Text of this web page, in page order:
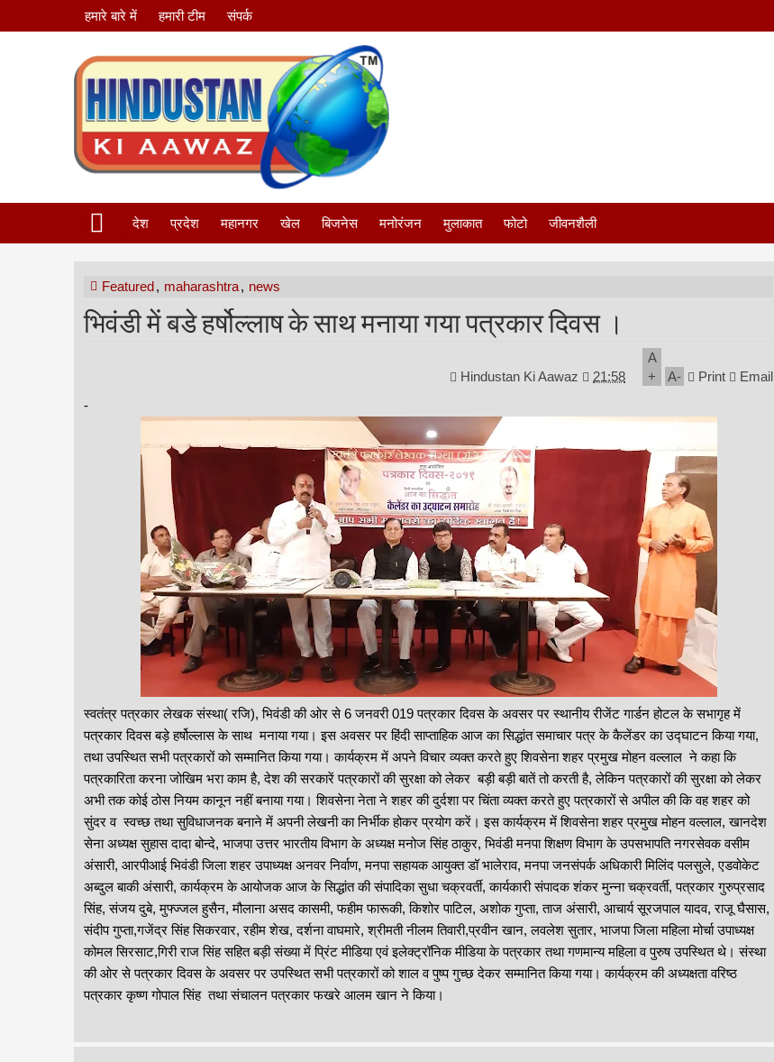
हमारे बारे में हमारी टीम संपर्क
देश प्रदेश महानगर खेल बिजनेस मनोरंजन मुलाकात फोटो जीवनशैली
Featured, maharashtra, news
भिवंडी में बडे हर्षोल्लाष के साथ मनाया गया पत्रकार दिवस ।
Hindustan Ki Aawaz 21:58
A
+
A- Print
Email
-
स्वतंत्र पत्रकार लेखक संस्था( रजि), भिवंडी की ओर से 6 जनवरी 019 पत्रकार दिवस के अवसर पर स्थानीय रीजेंट गार्डन होटल के सभागृह में
पत्रकार दिवस बड़े हर्षोल्लास के साथ मनाया गया। इस अवसर पर हिंदी साप्ताहिक आज का सिद्धांत समाचार पत्र के कैलेंडर का उद्घाटन किया गया,
तथा उपस्थित सभी पत्रकारों को सम्मानित किया गया। कार्यक्रम में अपने विचार व्यक्त करते हुए शिवसेना शहर प्रमुख मोहन वल्लाल ने कहा कि
पत्रकारिता करना जोखिम भरा काम है, देश की सरकारें पत्रकारों की सुरक्षा को लेकर बड़ी बड़ी बातें तो करती है, लेकिन पत्रकारों की सुरक्षा को लेकर
अभी तक कोई ठोस नियम कानून नहीं बनाया गया। शिवसेना नेता ने शहर की दुर्दशा पर चिंता व्यक्त करते हुए पत्रकारों से अपील की कि वह शहर को
सुंदर व स्वच्छ तथा सुविधाजनक बनाने में अपनी लेखनी का निर्भीक होकर प्रयोग करें। इस कार्यक्रम में शिवसेना शहर प्रमुख मोहन वल्लाल, खानदेश
सेना अध्यक्ष सुहास दादा बोन्दे, भाजपा उत्तर भारतीय विभाग के अध्यक्ष मनोज सिंह ठाकुर, भिवंडी मनपा शिक्षण विभाग के उपसभापति नगरसेवक वसीम
अंसारी, आरपीआई भिवंडी जिला शहर उपाध्यक्ष अनवर निर्वाण, मनपा सहायक आयुक्त डॉ भालेराव, मनपा जनसंपर्क अधिकारी मिलिंद पलसुले, एडवोकेट
अब्दुल बाकी अंसारी, कार्यक्रम के आयोजक आज के सिद्धांत की संपादिका सुधा चक्रवर्ती, कार्यकारी संपादक शंकर मुन्ना चक्रवर्ती, पत्रकार गुरुप्रसाद
सिंह, संजय दुबे, मुफ्ज्जल हुसैन, मौलाना असद कासमी, फहीम फारूकी, किशोर पाटिल, अशोक गुप्ता, ताज अंसारी, आचार्य सूरजपाल यादव, राजू घैसास,
संदीप गुप्ता,गजेंद्र सिंह सिकरवार, रहीम शेख, दर्शना वाघमारे, श्रीमती नीलम तिवारी,प्रवीन खान, लवलेश सुतार, भाजपा जिला महिला मोर्चा उपाध्यक्ष
कोमल सिरसाट,गिरी राज सिंह सहित बड़ी संख्या में प्रिंट मीडिया एवं इलेक्ट्रॉनिक मीडिया के पत्रकार तथा गणमान्य महिला व पुरुष उपस्थित थे। संस्था
की ओर से पत्रकार दिवस के अवसर पर उपस्थित सभी पत्रकारों को शाल व पुष्प गुच्छ देकर सम्मानित किया गया। कार्यक्रम की अध्यक्षता वरिष्ठ
पत्रकार कृष्ण गोपाल सिंह तथा संचालन पत्रकार फखरे आलम खान ने किया।